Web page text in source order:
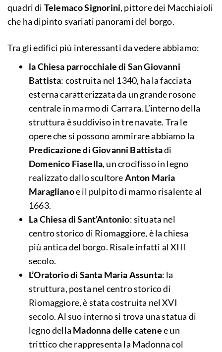
quadri di Telemaco Signorini, pittore dei Macchiaioli
che ha dipinto svariati panorami del borgo.
Tra gli edifici più interessanti da vedere abbiamo:
la Chiesa parrocchiale di San Giovanni
Battista: costruita nel 1340, ha la facciata
esterna caratterizzata da un grande rosone
centrale in marmo di Carrara. L’interno della
struttura è suddiviso in tre navate. Tra le
opere che si possono ammirare abbiamo la
Predicazione di Giovanni Battistadi
Domenico Fiasella, un crocifisso in legno
realizzato dallo scultoreAnton Maria
Maraglianoe il pulpito di marmo risalente al
1663.
La Chiesa di Sant’Antonio: situata nel
centro storico di Riomaggiore, è la chiesa
più antica del borgo. Risale infatti al XIII
secolo.
L’Oratorio di Santa Maria Assunta: la
struttura, posta nel centro storico di
Riomaggiore, è stata costruita nel XVI
secolo. Al suo interno si trova una statua di
legno della Madonna delle catenee un
trittico che rappresenta la Madonna col